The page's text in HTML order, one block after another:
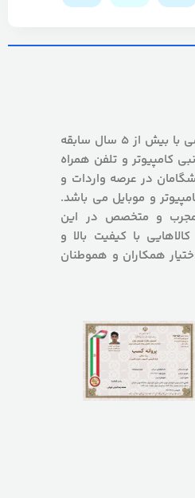
گروه بازرگانی هایومی با بیش از 5 سال سابقه
کامپیوتر و تلفن همراه
در عرصه واردات و
و موبایل می باشد.
مجرب و متخصص در این
با کیفیت بالا و
همکاران و هموطنان